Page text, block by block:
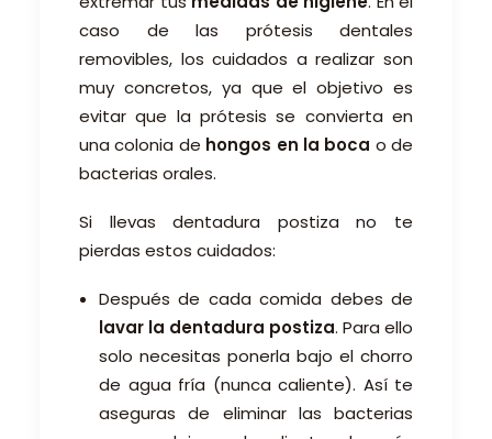
caso de las prótesis dentales
removibles, los cuidados a realizar son
muy concretos, ya que el objetivo es
evitar que la prótesis se convierta en
una colonia de hongos en la boca o de
bacterias orales.
Si llevas dentadura postiza no te
pierdas estos cuidados:
Después de cada comida debes de
lavar la dentadura postiza. Para ello
solo necesitas ponerla bajo el chorro
de agua fría (nunca caliente). Así te
aseguras de eliminar las bacterias